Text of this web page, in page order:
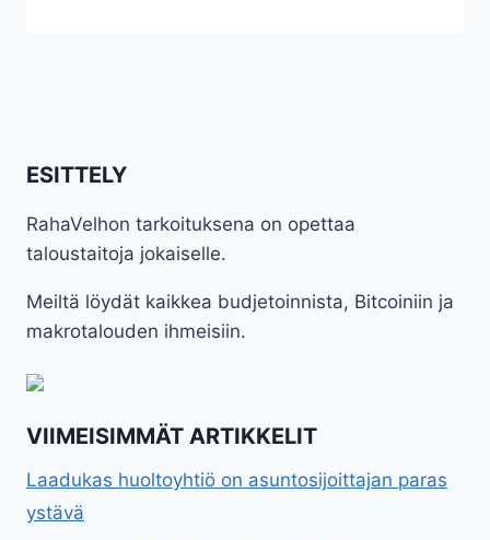
ESITTELY
RahaVelhon tarkoituksena on opettaa
taloustaitoja jokaiselle.
Meiltä löydät kaikkea budjetoinnista, Bitcoiniin ja
makrotalouden ihmeisiin.
VIIMEISIMMÄT ARTIKKELIT
Laadukas huoltoyhtiö on asuntosijoittajan paras
ystävä